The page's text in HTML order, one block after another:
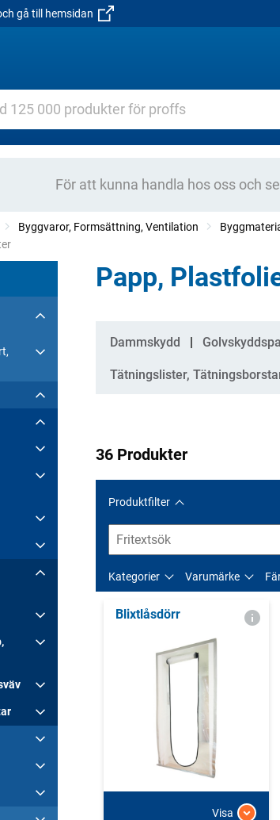
gå till hemsidan
För att kunna handla hos oss och
Byggvaror, Formsättning, Ventilation
Papp,
Kategorier
Dammskydd
Tätningslister,
36 Produkter
Produktfilter
Kategorier Varumärke
Blixtlåsdörr
Visa